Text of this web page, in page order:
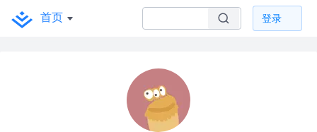
首页 登录